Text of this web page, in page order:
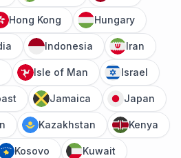
Hong Kong Hungary
Indonesia Iran
Isle of Man Israel
Jamaica Japan
Kazakhstan Kenya
Kosovo Kuwait